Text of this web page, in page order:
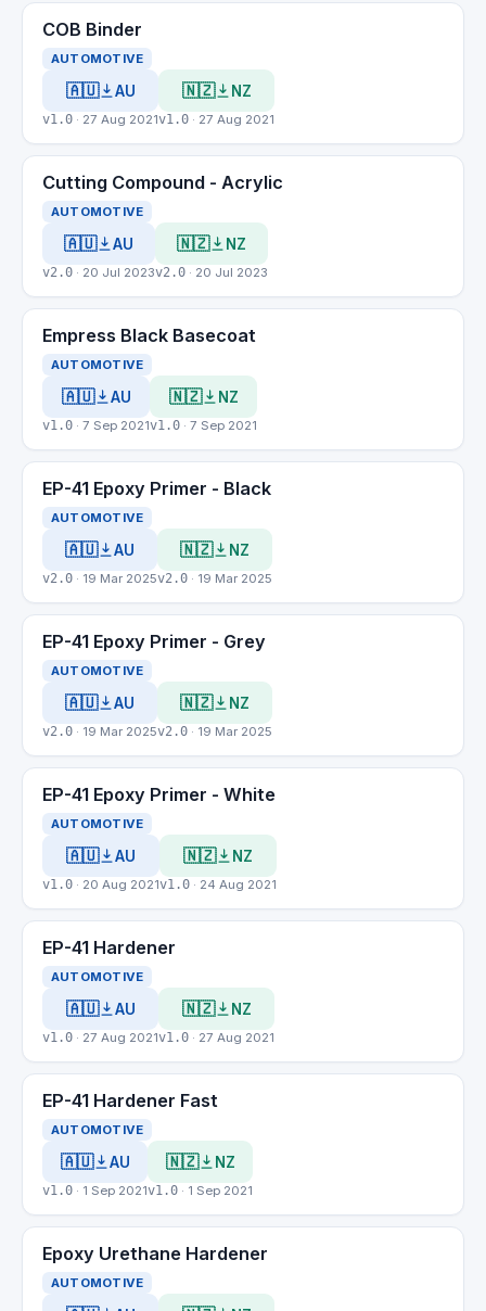
COB Binder
AUTOMOTIVE
🇦🇺 AU
v1.0 · 27 Aug 2021
🇳🇿 NZ
v1.0 · 27 Aug 2021
Cutting Compound - Acrylic
AUTOMOTIVE
🇦🇺 AU
v2.0 · 20 Jul 2023
🇳🇿 NZ
v2.0 · 20 Jul 2023
Empress Black Basecoat
AUTOMOTIVE
🇦🇺 AU
v1.0 · 7 Sep 2021
🇳🇿 NZ
v1.0 · 7 Sep 2021
EP-41 Epoxy Primer - Black
AUTOMOTIVE
🇦🇺 AU
v2.0 · 19 Mar 2025
🇳🇿 NZ
v2.0 · 19 Mar 2025
EP-41 Epoxy Primer - Grey
AUTOMOTIVE
🇦🇺 AU
v2.0 · 19 Mar 2025
🇳🇿 NZ
v2.0 · 19 Mar 2025
EP-41 Epoxy Primer - White
AUTOMOTIVE
🇦🇺 AU
v1.0 · 20 Aug 2021
🇳🇿 NZ
v1.0 · 24 Aug 2021
EP-41 Hardener
AUTOMOTIVE
🇦🇺 AU
v1.0 · 27 Aug 2021
🇳🇿 NZ
v1.0 · 27 Aug 2021
EP-41 Hardener Fast
AUTOMOTIVE
🇦🇺 AU
v1.0 · 1 Sep 2021
🇳🇿 NZ
v1.0 · 1 Sep 2021
Epoxy Urethane Hardener
AUTOMOTIVE